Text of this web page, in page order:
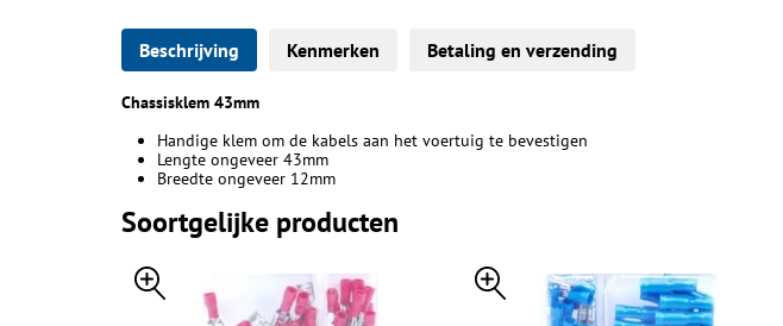
Beschrijving Kenmerken Betaling en verzending
Chassisklem 43mm
Handige klem om de kabels aan het voertuig te bevestigen
Lengte ongeveer 43mm
Breedte ongeveer 12mm
Soortgelijke producten